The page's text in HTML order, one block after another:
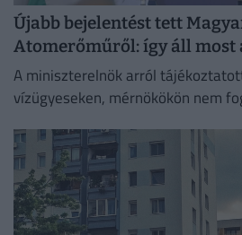
Újabb bejelentést tett
Atomerőműről: így áll most
A miniszterelnök arról
vízügyeseken, mérnökökön nem
héten vélhetően nem...